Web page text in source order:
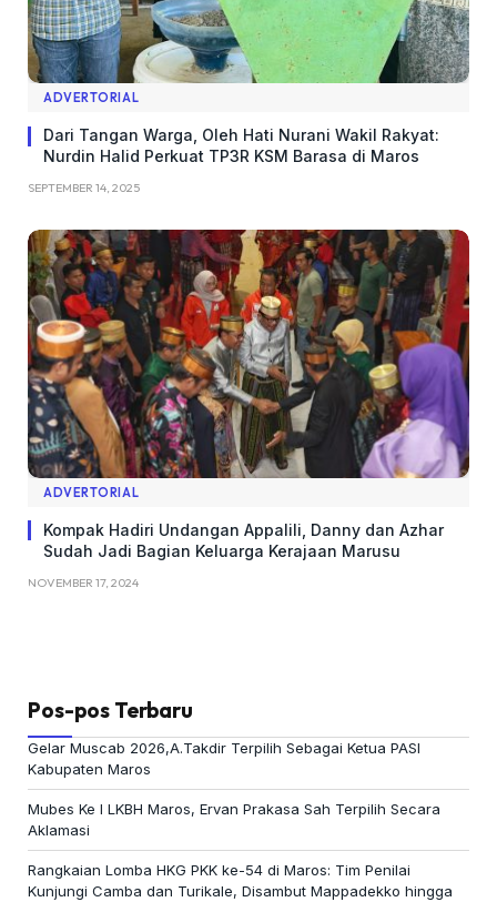
ADVERTORIAL
Dari Tangan Warga, Oleh Hati Nurani Wakil Rakyat:
Nurdin Halid Perkuat TP3R KSM Barasa di Maros
SEPTEMBER 14, 2025
ADVERTORIAL
Kompak Hadiri Undangan Appalili, Danny dan Azhar
Sudah Jadi Bagian Keluarga Kerajaan Marusu
NOVEMBER 17, 2024
Pos-pos Terbaru
Gelar Muscab 2026,A.Takdir Terpilih Sebagai Ketua PASI
Kabupaten Maros
Mubes Ke I LKBH Maros, Ervan Prakasa Sah Terpilih Secara
Aklamasi
Rangkaian Lomba HKG PKK ke-54 di Maros: Tim Penilai
Kunjungi Camba dan Turikale, Disambut Mappadekko hingga